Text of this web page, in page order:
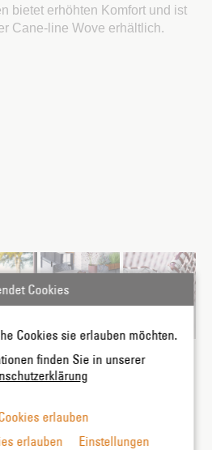
bietet erhöhten Komfort und ist
Cane-line Wove erhältlich.
Cookies
Cookies sie erlauben möchten.
finden Sie in unserer
erlauben
erlauben
Einstellungen